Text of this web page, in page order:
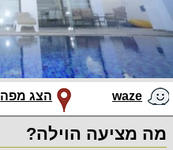
waze הצג מפה
מה מציעה הוילה?